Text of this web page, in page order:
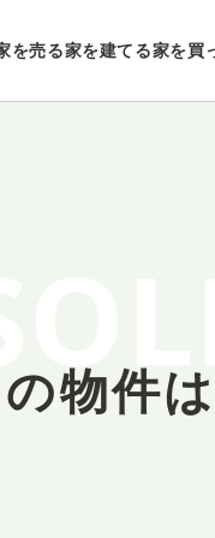
を売る家を建てる家を買
物件